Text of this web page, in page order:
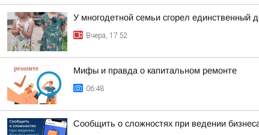
У многодетной семьи сгорел единственный
Вчера, 17:52
Мифы и правда о капитальном ремонте
06:48
Сообщить о сложностях при ведении